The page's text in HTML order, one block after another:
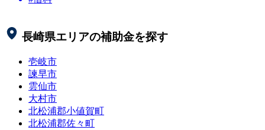
長崎県エリアの補助金を探す
壱岐市
諫早市
雲仙市
大村市
北松浦郡小値賀町
北松浦郡佐々町